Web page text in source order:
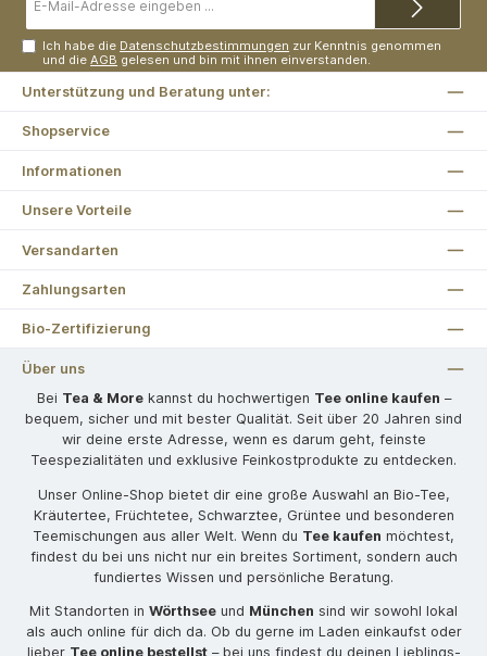
Mail-
Ich habe die Datenschutzbestimmungen zur Kenntnis genommen
und dieAGB gelesen und bin mit ihnen einverstanden.
Unterstützung und Beratung unter:
Shopservice
Informationen
Unsere Vorteile
Versandarten
Zahlungsarten
Bio-Zertifizierung
Über uns
Bei Tea & Morekannst du hochwertigen Tee online kaufen –
bequem, sicher und mit bester Qualität. Seit über 20 Jahren sind
wir deine erste Adresse, wenn es darum geht, feinste
Teespezialitäten und exklusive Feinkostprodukte zu entdecken.
Unser Online-Shop bietet dir eine große Auswahl an Bio-Tee,
Kräutertee, Früchtetee, Schwarztee, Grüntee und besonderen
Teemischungen aus aller Welt. Wenn du Tee kaufen möchtest,
findest du bei uns nicht nur ein breites Sortiment, sondern auch
fundiertes Wissen und persönliche Beratung.
Mit Standorten in Wörthsee und München sind wir sowohl lokal
als auch online für dich da. Ob du gerne im Laden einkaufst oder
lieber Tee online bestellst– bei uns findest du deinen Lieblings-